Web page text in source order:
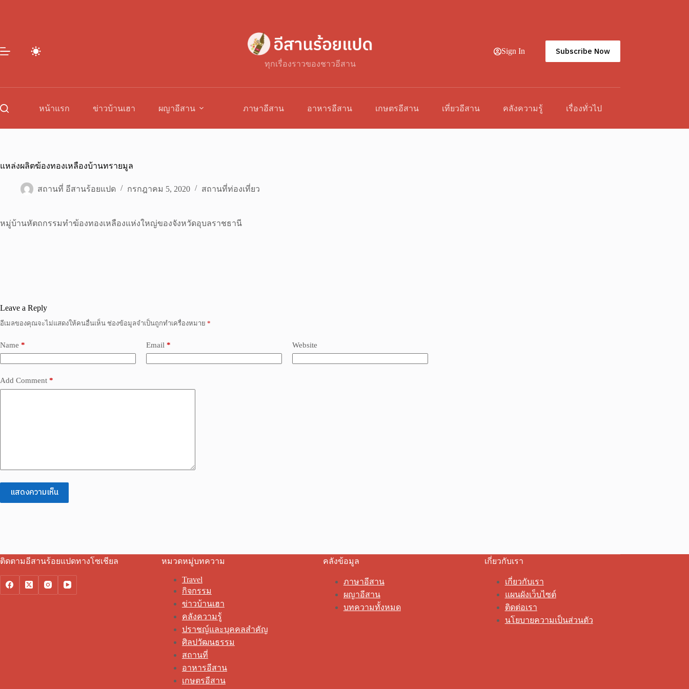
ทุกเรื่องราวของชาวอีสาน
Sign In Subscribe Now
หน้าแรก ข่าวบ้านเฮา ผญาอีสาน ภาษาอีสาน อาหารอีสาน เกษตรอีสาน เที่ยวอีสาน คลังความรู้ เรื่องทั่วไป
แหล่งผลิตฆ้องทองเหลืองบ้านทรายมูล
สถานที่ อีสานร้อยแปด กรกฎาคม 5, 2020 สถานที่ท่องเที่ยว
หมู่บ้านหัตถกรรมทำฆ้องทองเหลืองแห่งใหญ่ของจังหวัดอุบลราชธานี
Leave a Reply
อีเมลของคุณจะไม่แสดงให้คนอื่นเห็น ช่องข้อมูลจำเป็นถูกทำเครื่องหมาย *
Name * Email * Website
Add Comment *
แสดงความเห็น
ติดตามอีสานร้อยแปดทางโซเชียล หมวดหมู่บทความ
Travel
กิจกรรม
ข่าวบ้านเฮา
คลังความรู้
ปราชญ์และบุคคลสำคัญ
ศิลปวัฒนธรรม
สถานที่
อาหารอีสาน
เกษตรอีสาน
คลังข้อมูล
ภาษาอีสาน
ผญาอีสาน
บทความทั้งหมด
เกี่ยวกับเรา
เกี่ยวกับเรา
แผนผังเว็บไซต์
ติดต่อเรา
นโยบายความเป็นส่วนตัว